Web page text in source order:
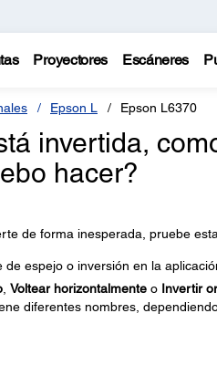
Proyectores Escáneres
Epson L Epson L6370
invertida,
hacer?
de forma inesperada, pruebe
espejo o inversión en la
, Voltear horizontalmenteo Invertir
diferentes nombres,